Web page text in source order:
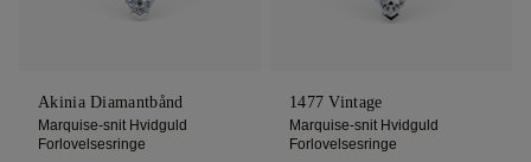
Akinia Diamantbånd
Marquise-snit Hvidguld
Forlovelsesringe
1477 Vintage
Marquise-snit Hvidguld
Forlovelsesringe